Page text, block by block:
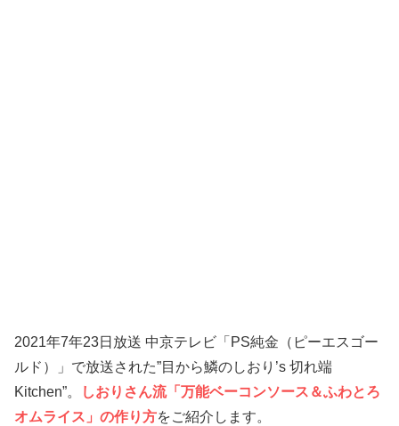
2021年7年23日放送 中京テレビ「PS純金（ピーエスゴー
ルド）」で放送された”目から鱗のしおり’s 切れ端
Kitchen”。
しおりさん流「万能ベーコンソース＆ふわとろ
オムライス」の作り方をご紹介します。